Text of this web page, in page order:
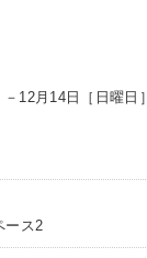
12月14日［日曜日］
ース2